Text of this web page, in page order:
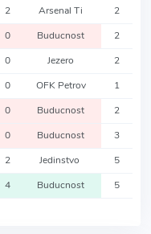
2 Arsenal Ti 2
0 Buducnost 2
0 Jezero 2
0 OFK Petrov 1
0 Buducnost 2
0 Buducnost 3
2 Jedinstvo 5
4 Buducnost 5